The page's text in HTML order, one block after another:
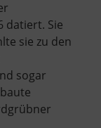
datiert. Sie
sie zu den
sogar